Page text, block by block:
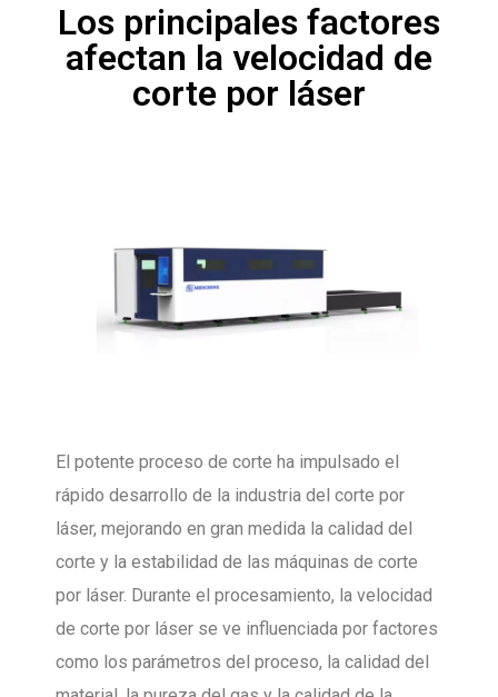
Los principales factores
afectan la velocidad de
corte por láser
El potente proceso de corte ha impulsado el
rápido desarrollo de la industria del corte por
láser, mejorando en gran medida la calidad del
corte y la estabilidad de las máquinas de corte
por láser. Durante el procesamiento, la velocidad
de corte por láser se ve influenciada por factores
como los parámetros del proceso, la calidad del